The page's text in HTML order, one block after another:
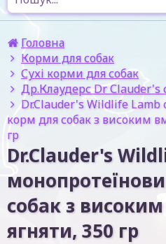
Головна
Корми для собак
Сухі корми для собак
Др.Клаудерс Dr Сlauder's
Dr.Clauder's Wildlife
корм для собак з високим
гр
Dr.Clauder's
собак з
ягняти, 350 гр